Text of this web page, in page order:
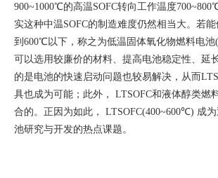
900~1000℃的高温SOFC转向工作温度700~800
实这种中温SOFC的制造难度仍然相当大。若
到600℃以下，称之为低温固体氧化物燃料电池
可以选用较廉价的材料、提高电池稳定性、延
的是电池的快速启动问题也较易解决，从而
具也成为可能；此外， LTSOFC和液体醇类燃
合的。正因为如此， LTSOFC(400~600℃) 成
池研究与开发的热点课题。